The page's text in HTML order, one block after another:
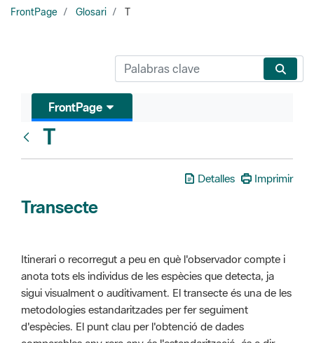
FrontPage Glosari T
FrontPage
T
Detalles Imprimir
Transecte
Itinerari o recorregut a peu en què l'observador compte i
anota tots els individus de les espècies que detecta, ja
sigui visualment o auditivament. El transecte és una de les
metodologies estandaritzades per fer seguiment
d'espècies. El punt clau per l'obtenció de dades